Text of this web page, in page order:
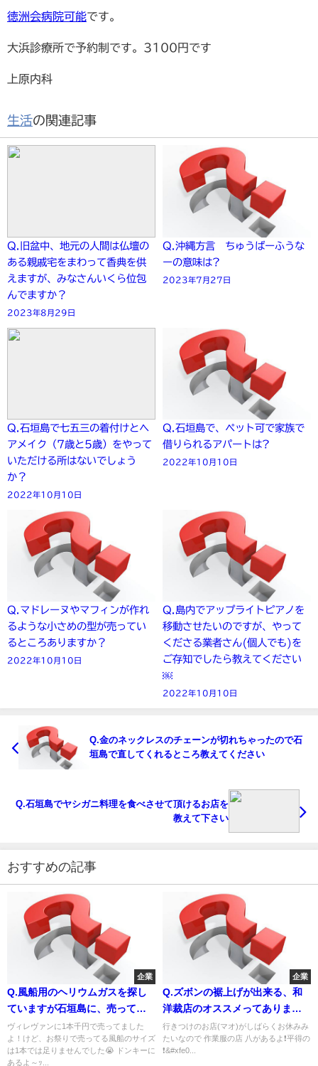
徳洲会病院可能です。
大浜診療所で予約制です。3100円です
上原内科
生活の関連記事
Q.旧盆中、地元の人間は仏壇の
ある親戚宅をまわって香典を供
えますが、みなさんいくら位包
んでますか？
2023年8月29日
Q.沖縄方言 ちゅうばーふうな
ーの意味は?
2023年7月27日
Q.石垣島で七五三の着付けとヘ
アメイク（7歳と5歳）をやって
いただける所はないでしょう
か？
2022年10月10日
Q.石垣島で、ペット可で家族で
借りられるアパートは?
2022年10月10日
Q.マドレーヌやマフィンが作れ
るような小さめの型が売ってい
るところありますか？
2022年10月10日
Q.島内でアップライトピアノを
移動させたいのですが、やって
くださる業者さん(個人でも)を
ご存知でしたら教えてください
￼
2022年10月10日
Q.金のネックレスのチェーンが切れちゃったので石
垣島で直してくれるところ教えてください
Q.石垣島でヤシガニ料理を食べさせて頂けるお店を
教えて下さい
おすすめの記事
企業
Q.風船用のヘリウムガスを探し
ていますが石垣島に、売ってい
ますか？ 卒業式に使いたいの
で…
ヴィレヴァンに1本千円で売ってました
よ！けど、お祭りで売ってる風船のサイズ
は1本では足りませんでした😭 ドンキーに
あるよ～ｯ...
企業
Q.ズボンの裾上げが出来る、和
洋裁店のオススメってあります
か？
行きつけのお店(マオ)がしばらくお休みみ
たいなので 作業服の店 八があるよ❗️平得の
❗&#xfe0...